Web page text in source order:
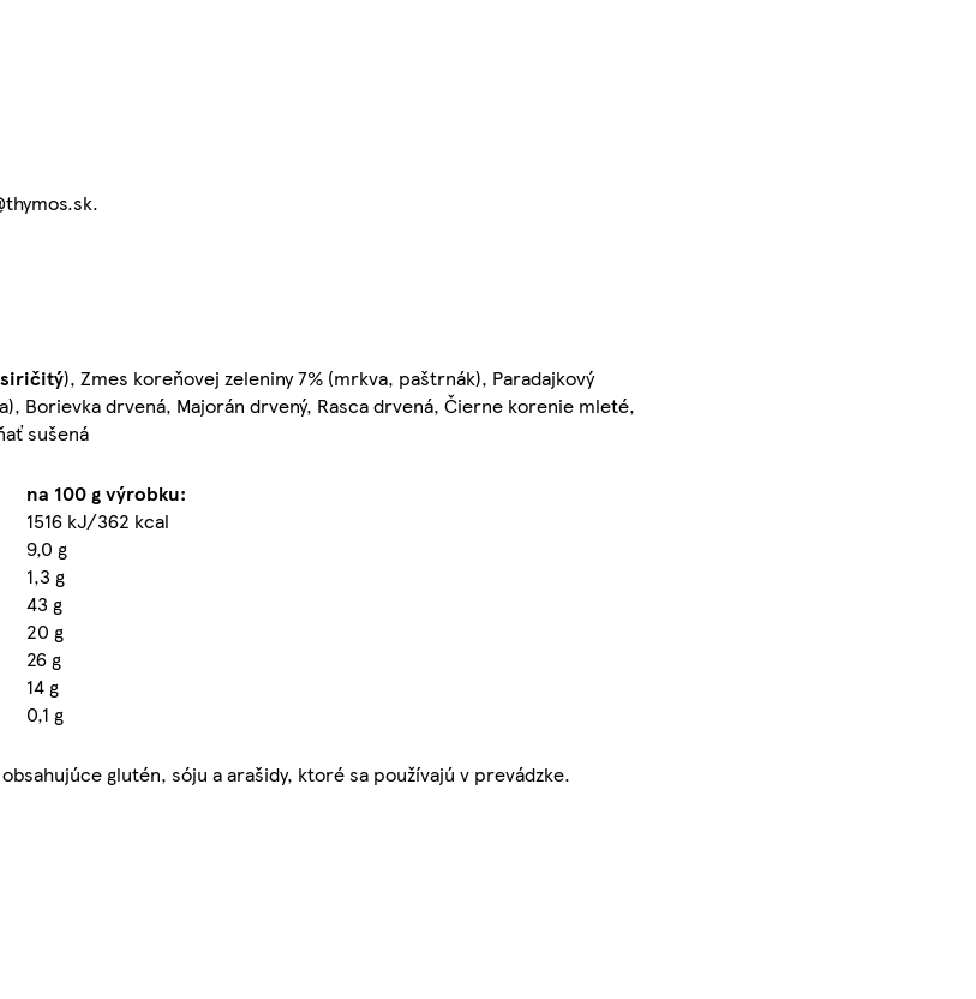
), Zmes koreňovej zeleniny 7% (mrkva, paštrnák), Paradajkový
Borievka drvená, Majorán drvený, Rasca drvená, Čierne korenie mleté,
sušená
na 100 g výrobku:
1516 kJ/362 kcal
9,0 g
1,3 g
43 g
20 g
26 g
14 g
0,1 g
glutén, sóju a arašidy, ktoré sa používajú v prevádzke.